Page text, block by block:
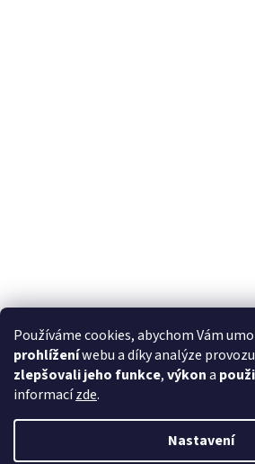
Používáme cookies, abychom Vám
prohlíženíwebu a díky analýze
zlepšovali jeho funkce,výkona
informacízde.
Nastavení